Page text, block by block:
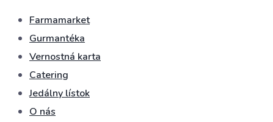
Farmamarket
Gurmantéka
Vernostná karta
Catering
Jedálny lístok
O nás